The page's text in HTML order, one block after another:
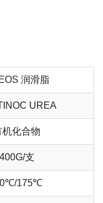
润滑脂
UREA
机化合物
400G/支
175℃